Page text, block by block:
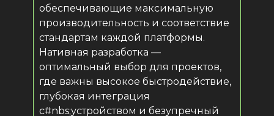
обеспечивающие максимальную
производительность и соответствие
стандартам каждой платформы.
Нативная разработка —
оптимальный выбор для проектов,
где важны высокое быстродействие,
глубокая интеграция
с#nbs;устройством и безупречный